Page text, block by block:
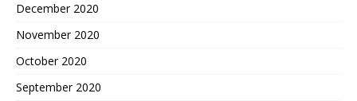
December 2020
November 2020
October 2020
September 2020